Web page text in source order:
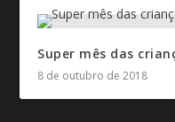
Super mês das
8 de outubro de 2018